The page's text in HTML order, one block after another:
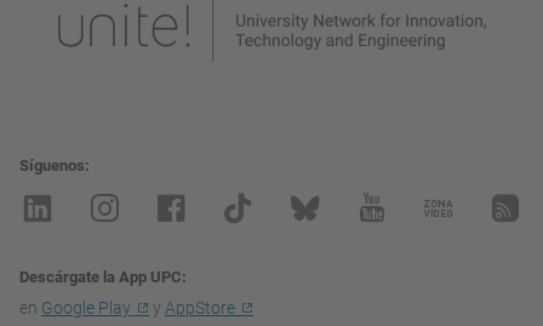
Síguenos
Descárgate la App UPC
en Google Play y AppStore